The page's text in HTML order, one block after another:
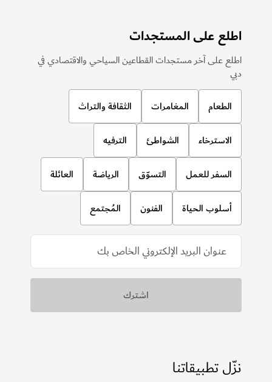
اطلع على المستجدات
اطلع على آخر مستجدات القطاعين السياحي والاقتصادي في
دبي
الطعام المغامرات الثقافة والتراث
الاسترخاء الشواطئ الترفيه
السفر للعمل التسوّق الرياضة العائلة
أسلوب الحياة الفنون المُجتمع
نزّل تطبيقاتنا